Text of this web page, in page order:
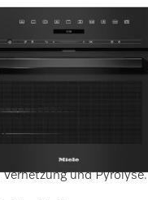
Design mit
und Pyrolyse.